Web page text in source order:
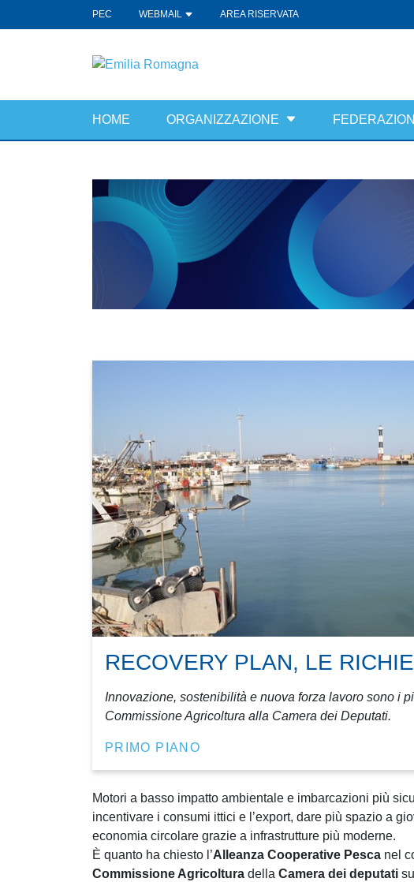
PEC WEBMAIL AREA RISERVATA
HOME ORGANIZZAZIONE FEDERAZIONI
RECOVERY PLAN, LE
Innovazione, sostenibilità e nuova forza lavoro sono i
Commissione Agricoltura alla Camera dei Deputati.
PRIMO PIANO
Motori a basso impatto ambientale e imbarcazioni più
incentivare i consumi ittici e l’export, dare più spazio a
economia circolare grazie a infrastrutture più moderne.
È quanto ha chiesto l’Alleanza Cooperative Pesca nel
Commissione Agricoltura della Camera dei deputati sul